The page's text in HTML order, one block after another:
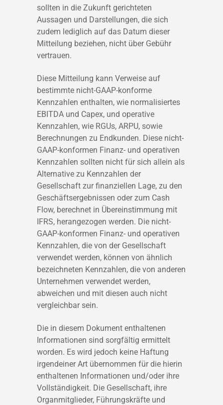
sollten in die Zukunft gerichteten
Aussagen und Darstellungen, die sich
zudem lediglich auf das Datum dieser
Mitteilung beziehen, nicht über Gebühr
vertrauen.
Diese Mitteilung kann Verweise auf
bestimmte nicht-GAAP-konforme
Kennzahlen enthalten, wie normalisiertes
EBITDA und Capex, und operative
Kennzahlen, wie RGUs, ARPU, sowie
Berechnungen zu Endkunden. Diese nicht-
GAAP-konformen Finanz- und operativen
Kennzahlen sollten nicht für sich allein als
Alternative zu Kennzahlen der
Gesellschaft zur finanziellen Lage, zu den
Geschäftsergebnissen oder zum Cash
Flow, berechnet in Übereinstimmung mit
IFRS, herangezogen werden. Die nicht-
GAAP-konformen Finanz- und operativen
Kennzahlen, die von der Gesellschaft
verwendet werden, können von ähnlich
bezeichneten Kennzahlen, die von anderen
Unternehmen verwendet werden,
abweichen und mit diesen auch nicht
vergleichbar sein.
Die in diesem Dokument enthaltenen
Informationen sind sorgfältig ermittelt
worden. Es wird jedoch keine Haftung
irgendeiner Art übernommen für die hierin
enthaltenen Informationen und/oder ihre
Vollständigkeit. Die Gesellschaft, ihre
Organmitglieder, Führungskräfte und